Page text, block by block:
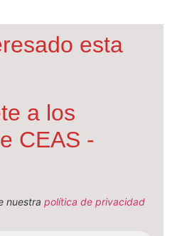
esta
a los
CEAS -
nuestra política de privacidad